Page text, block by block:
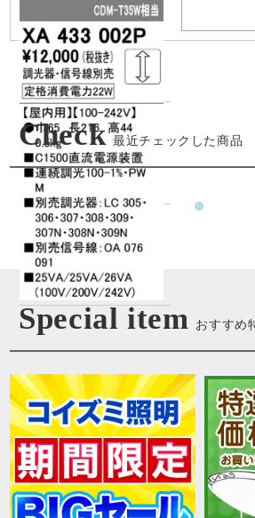
Check 最近チェックした商品
Special item おすすめ